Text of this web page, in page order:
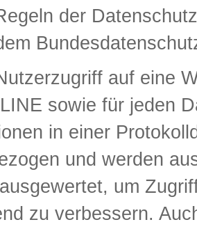
der
auf eine
sowie für jeden
in einer
und werden
um
zu verbessern.